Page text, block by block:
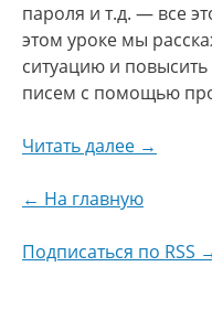
пароля и т.д. — все
этом уроке мы
ситуацию и
писем с помощью
Читать далее →
← На главную
Подписаться по RSS